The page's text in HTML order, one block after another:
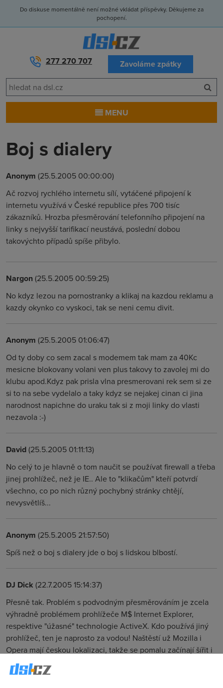
Do diskuse momentálně není možné vkládat příspěvky. Děkujeme za
pochopení.
277 270 707 Zavoláme zpátky
MENU
Boj s dialery
Anonym (25.5.2005 00:00:00)
Ač rozvoj rychlého internetu sílí, vytáčené připojení k
internetu využívá v České republice přes 700 tisíc
zákazníků. Hrozba přesměrování telefonního připojení na
linky s nejvyšší tarifikací neustává, poslední dobou
takovýchto případů spíše přibylo.
Nargon(25.5.2005 00:59:25)
No kdyz lezou na pornostranky a klikaj na kazdou reklamu a
kazdy okynko co vyskoci, tak se neni cemu divit.
Anonym (25.5.2005 01:06:47)
Od ty doby co sem zacal s modemem tak mam za 40Kc
mesicne blokovany volani ven plus takovy to zavolej mi do
klubu apod.Kdyz pak prisla vlna presmerovani rek sem si ze
si to na sebe vydelalo a taky kdyz se nejakej cinan ci jina
narodnost napichne do uraku tak si z moji linky do vlasti
nezavola :-)
David(25.5.2005 01:11:13)
No celý to je hlavně o tom naučit se používat firewall a třeba
jinej prohlížeč, než je IE.. Ale to "klikačům" kteří potvrdí
všechno, co po nich různý pochybný stránky chtějí,
nevysvětlíš...
Anonym (25.5.2005 21:57:50)
Spíš než o boj s dialery jde o boj s lidskou blbostí.
DJ Dick (22.7.2005 15:14:37)
Přesně tak. Problém s podvodným přesměrováním je zcela
výhradně problémem prohlížeče M$ Internet Explorer,
respektive "úžasné" technologie ActiveX. Kdo používá jiný
prohlížeč, ten je naprosto za vodou! Naštěstí už Mozilla i
Opera mají českou lokalizaci, takže se pomalu začínají šířit i
mezi laiky...